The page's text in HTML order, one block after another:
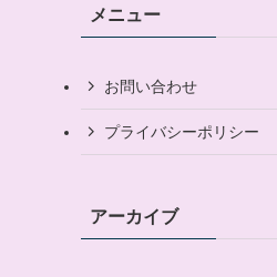
メニュー
お問い合わせ
プライバシーポリシー
アーカイブ